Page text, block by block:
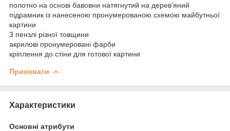
полотно на основі бавовни натягнутий на дерев'яний
підрамник із нанесеною пронумерованою схемою майбутньої
картини
3 пензлі різної товщини
акрилові пронумеровані фарби
кріплення до стіни для готової картини
Приховати
Характеристики
Основні атрибути